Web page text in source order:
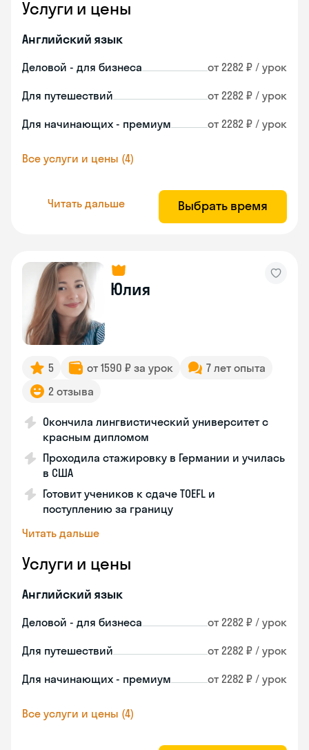
Услуги и цены
Английский язык
Деловой - для бизнеса от 2282 ₽ / урок
Для путешествий от 2282 ₽ / урок
Для начинающих - премиум от 2282 ₽ / урок
Все услуги и цены (4)
Читать дальше Выбрать время
Юлия
5 от 1590 ₽ за урок
7 лет опыта
2 отзыва
Окончила лингвистический университет с
красным дипломом
Проходила стажировку в Германии и училась
в США
Готовит учеников к сдаче TOEFL и
поступлению за границу
Читать дальше
Услуги и цены
Английский язык
Деловой - для бизнеса от 2282 ₽ / урок
Для путешествий от 2282 ₽ / урок
Для начинающих - премиум от 2282 ₽ / урок
Все услуги и цены (4)